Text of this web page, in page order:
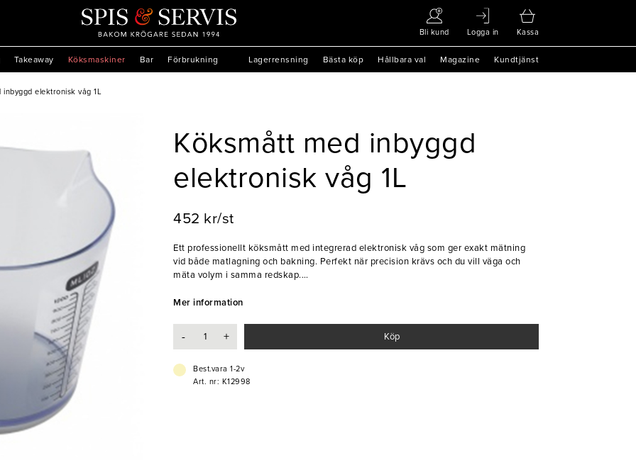
Bli kund Logga in Kassa
Takeaway Köksmaskiner Bar Förbrukning Lagerrensning Bästa köp Hållbara val Magazine Kundtjänst
inbyggd elektronisk våg 1L
Köksmått med inbyggd
elektronisk våg 1L
452 kr/st
Ett professionellt köksmått med integrerad elektronisk våg som ger exakt mätning
vid både matlagning och bakning. Perfekt när precision krävs och du vill väga och
mäta volym i samma redskap.
- Mäter både torra och flytande ingredienser
Mer information
- + Köp
Best.vara 1-2v
Art. nr: K12998